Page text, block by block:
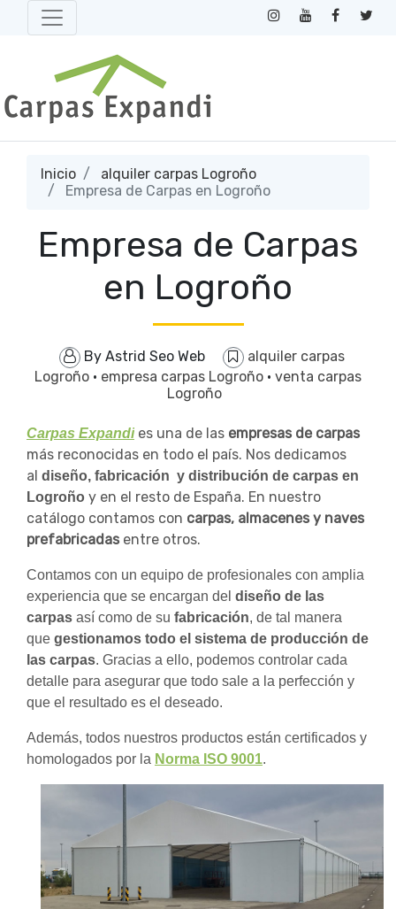
Inicio
alquiler carpas Logroño
Empresa de Carpas en Logroño
Empresa de Carpas
en Logroño
By Astrid Seo Web
alquiler carpas
Logroño · empresa carpas Logroño · venta carpas
Logroño
Carpas Expandi es una de las empresas de carpas
más reconocidas en todo el país. Nos dedicamos
al diseño, fabricación y distribución de carpas en
Logroño y en el resto de España. En nuestro
catálogo contamos con carpas, almacenes y naves
prefabricadas entre otros.
Contamos con un equipo de profesionales con amplia
experiencia que se encargan del diseño de las
carpas así como de su fabricación, de tal manera
que gestionamos todo el sistema de producción de
las carpas. Gracias a ello, podemos controlar cada
detalle para asegurar que todo sale a la perfección y
que el resultado es el deseado.
Además, todos nuestros productos están certificados y
homologados por la Norma ISO 9001.